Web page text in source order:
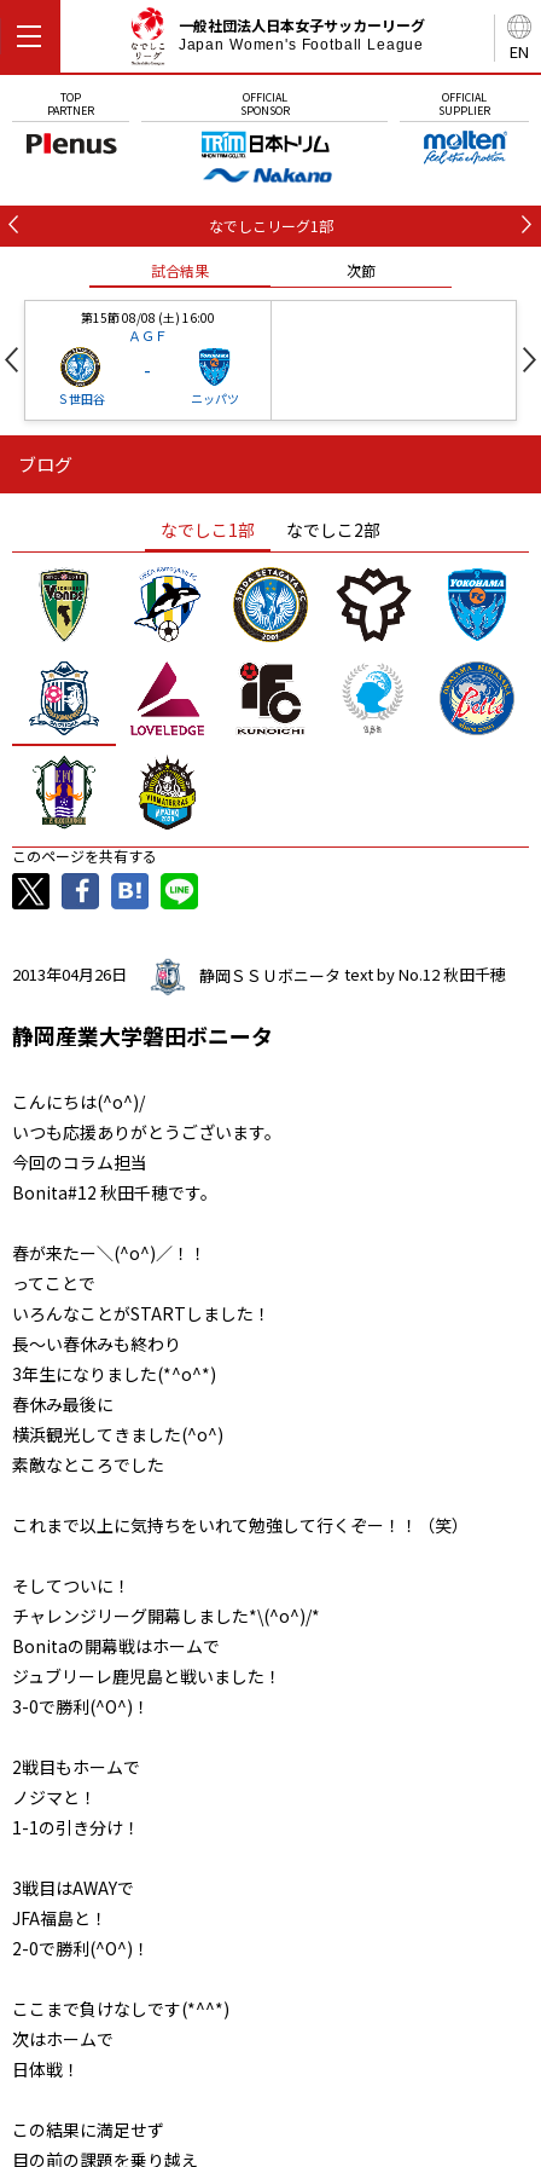
EN
一般社団法人日本女子サッカーリーグ
Japan Women's Football League
TOP
PARTNER
OFFICIAL
SPONSOR
OFFICIAL
SUPPLIER
なでしこリーグ1部
試合結果 次節
第15節 08/08 (土) 16:00
ＡＧＦ
Ｓ世田谷
-
ニッパツ
ニッパツ
ニッパツ 名古屋
石人の星
静岡 愛媛Ｌ
ブログ
なでしこ1部 なでしこ2部
このページを共有する
2013年04月26日 静岡ＳＳＵボニータ text by No.12 秋田千穂
静岡産業大学磐田ボニータ
こんにちは(^o^)/
いつも応援ありがとうございます。
今回のコラム担当
Bonita#12 秋田千穂です。
春が来たー＼(^o^)／！！
ってことで
いろんなことがSTARTしました！
長～い春休みも終わり
3年生になりました(*^o^*)
春休み最後に
横浜観光してきました(^o^)
素敵なところでした
これまで以上に気持ちをいれて勉強して行くぞー！！（笑）
そしてついに！
チャレンジリーグ開幕しました*\(^o^)/*
Bonitaの開幕戦はホームで
ジュブリーレ鹿児島と戦いました！
3-0で勝利(^O^)！
2戦目もホームで
ノジマと！
1-1の引き分け！
3戦目はAWAYで
JFA福島と！
2-0で勝利(^O^)！
ここまで負けなしです(*^^*)
次はホームで
日体戦！
この結果に満足せず
目の前の課題を乗り越え